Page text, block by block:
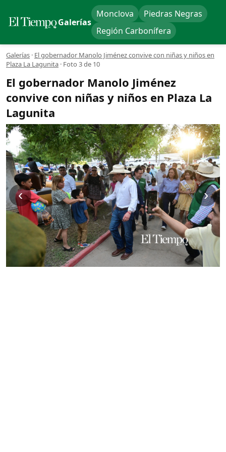
Galerías
Monclova
Piedras Negras
Región Carbonífera
Galerías · El gobernador Manolo Jiménez convive con niñas y niños en
Plaza La Lagunita · Foto 3 de 10
El gobernador Manolo Jiménez
convive con niñas y niños en Plaza La
Lagunita
‹ ›